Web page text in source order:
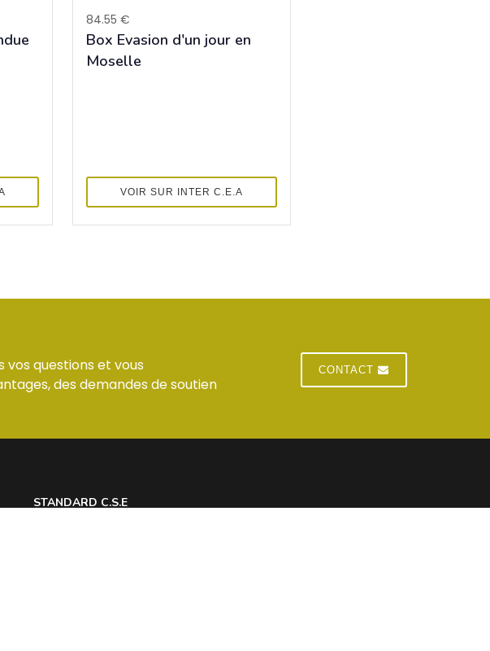
84.55 €
Box Evasion d'un jour en
Moselle
VOIR SUR INTER C.E.A
vos questions et vous
des demandes de soutien
CONTACT
STANDARD C.S.E